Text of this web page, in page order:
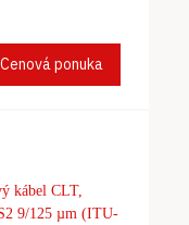
Cenová ponuka